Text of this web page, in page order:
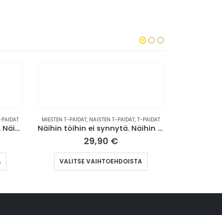
T-PAIDAT T-PAIDAT
Näihin töihin ei synnytä. Näihin kuollaan. | T-paita (0001)
Tällä tuotteella on useampi muunnelma. Voit tehdä valinnat tuotteen sivulla.
MIESTEN T-PAIDAT,NAISTEN T-PAIDAT
VALITSE VAIHTOEHDOISTA